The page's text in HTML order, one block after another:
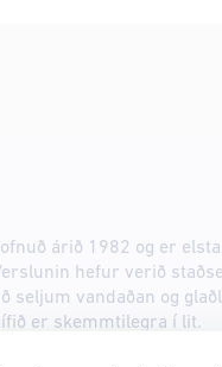
árið 1982 og er
hefur verið
seljum vandaðan og
er skemmtilegra í lit.